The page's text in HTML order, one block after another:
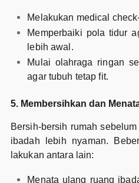
Melakukan medical
Memperbaiki pola tidur
lebih awal.
Mulai olahraga ringan
agar tubuh tetap fit.
5. Membersihkan dan
Bersih-bersih rumah
ibadah lebih nyaman.
lakukan antara lain:
Menata ulang ruang